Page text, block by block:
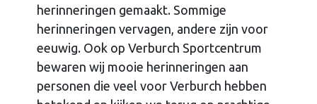
herinneringen gemaakt. Sommige
herinneringen vervagen, andere zijn voor
eeuwig. Ook op Verburch Sportcentrum
bewaren wij mooie herinneringen aan
personen die veel voor Verburch hebben